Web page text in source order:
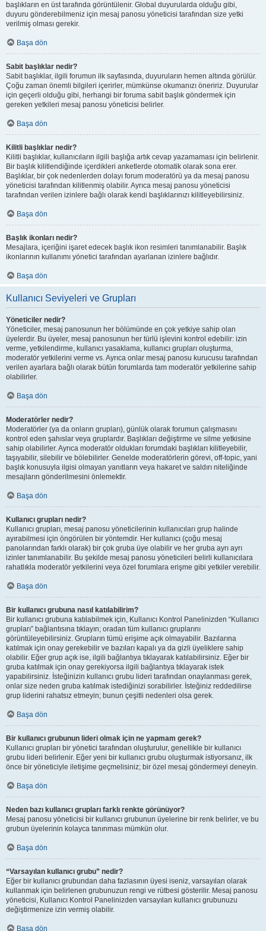
başlıkların en üst tarafında görüntülenir. Global duyurularda olduğu gibi,
duyuru gönderebilmeniz için mesaj panosu yöneticisi tarafından size yetki
verilmiş olması gerekir.
Başa dön
Sabit başlıklar nedir?
Sabit başlıklar, ilgili forumun ilk sayfasında, duyuruların hemen altında görülür.
Çoğu zaman önemli bilgileri içerirler, mümkünse okumanızı öneririz. Duyurular
için geçerli olduğu gibi, herhangi bir foruma sabit başlık göndermek için
gereken yetkileri mesaj panosu yöneticisi belirler.
Başa dön
Kilitli başlıklar nedir?
Kilitli başlıklar, kullanıcıların ilgili başlığa artık cevap yazamaması için belirlenir.
Bir başlık kilitlendiğinde içerdikleri anketlerde otomatik olarak sona erer.
Başlıklar, bir çok nedenlerden dolayı forum moderatörü ya da mesaj panosu
yöneticisi tarafından kilitlenmiş olabilir. Ayrıca mesaj panosu yöneticisi
tarafından verilen izinlere bağlı olarak kendi başlıklarınızı kilitleyebilirsiniz.
Başa dön
Başlık ikonları nedir?
Mesajlara, içeriğini işaret edecek başlık ikon resimleri tanımlanabilir. Başlık
ikonlarının kullanımı yönetici tarafından ayarlanan izinlere bağlıdır.
Başa dön
Kullanıcı Seviyeleri ve Grupları
Yöneticiler nedir?
Yöneticiler, mesaj panosunun her bölümünde en çok yetkiye sahip olan
üyelerdir. Bu üyeler, mesaj panosunun her türlü işlevini kontrol edebilir: izin
verme, yetkilendirme, kullanıcı yasaklama, kullanıcı grupları oluşturma,
moderatör yetkilerini verme vs. Ayrıca onlar mesaj panosu kurucusu tarafından
verilen ayarlara bağlı olarak bütün forumlarda tam moderatör yetkilerine sahip
olabilirler.
Başa dön
Moderatörler nedir?
Moderatörler (ya da onların grupları), günlük olarak forumun çalışmasını
kontrol eden şahıslar veya gruplardır. Başlıkları değiştirme ve silme yetkisine
sahip olabilirler. Ayrıca moderatör oldukları forumdaki başlıkları kilitleyebilir,
taşıyabilir, silebilir ve bölebilirler. Genelde moderatörlerin görevi, off-topic, yani
başlık konusuyla ilgisi olmayan yanıtların veya hakaret ve saldırı niteliğinde
mesajların gönderilmesini önlemektir.
Başa dön
Kullanıcı grupları nedir?
Kullanıcı grupları, mesaj panosu yöneticilerinin kullanıcıları grup halinde
ayırabilmesi için öngörülen bir yöntemdir. Her kullanıcı (çoğu mesaj
panolarından farklı olarak) bir çok gruba üye olabilir ve her gruba ayrı ayrı
izinler tanımlanabilir. Bu şekilde mesaj panosu yöneticileri belirli kullanıcılara
rahatlıkla moderatör yetkilerini veya özel forumlara erişme gibi yetkiler verebilir.
Başa dön
Bir kullanıcı grubuna nasıl katılabilirim?
Bir kullanıcı grubuna katılabilmek için, Kullanıcı Kontrol Panelinizden “Kullanıcı
grupları” bağlantısına tıklayın; oradan tüm kullanıcı gruplarını
görüntüleyebilirsiniz. Grupların tümü erişime açık olmayabilir. Bazılarına
katılmak için onay gerekebilir ve bazıları kapalı ya da gizli üyeliklere sahip
olabilir. Eğer grup açık ise, ilgili bağlantıya tıklayarak katılabilirsiniz. Eğer bir
gruba katılmak için onay gerekiyorsa ilgili bağlantıya tıklayarak istek
yapabilirsiniz. İsteğinizin kullanıcı grubu lideri tarafından onaylanması gerek,
onlar size neden gruba katılmak istediğinizi sorabilirler. İsteğiniz reddedilirse
grup liderini rahatsız etmeyin; bunun çeşitli nedenleri olsa gerek.
Başa dön
Bir kullanıcı grubunun lideri olmak için ne yapmam gerek?
Kullanıcı grupları bir yönetici tarafından oluşturulur, genellikle bir kullanıcı
grubu lideri belirlenir. Eğer yeni bir kullanıcı grubu oluşturmak istiyorsanız, ilk
önce bir yöneticiyle iletişime geçmelisiniz; bir özel mesaj göndermeyi deneyin.
Başa dön
Neden bazı kullanıcı grupları farklı renkte görünüyor?
Mesaj panosu yöneticisi bir kullanıcı grubunun üyelerine bir renk belirler, ve bu
grubun üyelerinin kolayca tanınması mümkün olur.
Başa dön
“Varsayılan kullanıcı grubu” nedir?
Eğer bir kullanıcı grubundan daha fazlasının üyesi iseniz, varsayılan olarak
kullanmak için belirlenen grubunuzun rengi ve rütbesi gösterilir. Mesaj panosu
yöneticisi, Kullanıcı Kontrol Panelinizden varsayılan kullanıcı grubunuzu
değiştirmenize izin vermiş olabilir.
Başa dön